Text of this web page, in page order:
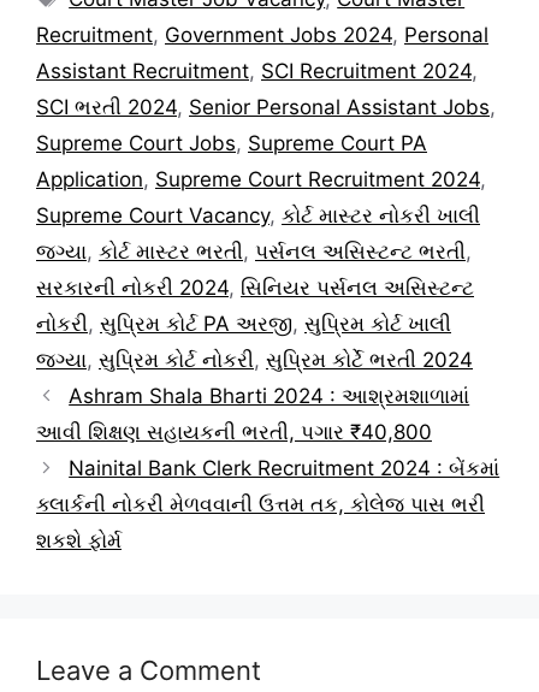
Recruitment, Government Jobs 2024, Personal
Assistant Recruitment, SCI Recruitment 2024,
SCI ભરતી 2024, Senior Personal Assistant Jobs,
Supreme Court Jobs, Supreme Court PA
Application, Supreme Court Recruitment 2024,
Supreme Court Vacancy, કોર્ટ માસ્ટર નોકરી ખાલી
જગ્યા, કોર્ટ માસ્ટર ભરતી, પર્સનલ અસિસ્ટન્ટ ભરતી,
સરકારની નોકરી 2024, સિનિયર પર્સનલ અસિસ્ટન્ટ
નોકરી, સુપ્રિમ કોર્ટ PA અરજી, સુપ્રિમ કોર્ટ ખાલી
જગ્યા, સુપ્રિમ કોર્ટ નોકરી, સુપ્રિમ કોર્ટે ભરતી 2024
Ashram Shala Bharti 2024 : આશ્રમશાળામાં
આવી શિક્ષણ સહાયકની ભરતી, પગાર ₹40,800
Nainital Bank Clerk Recruitment 2024 : બેંકમાં
ક્લાર્કની નોકરી મેળવવાની ઉત્તમ તક, કોલેજ પાસ ભરી
શકશે ફોર્મ
Leave a Comment